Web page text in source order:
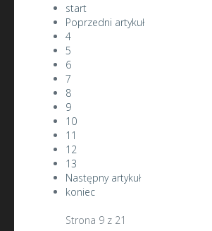
start
Poprzedni artykuł
4
5
6
7
8
9
10
11
12
13
Następny artykuł
koniec
Strona 9 z 21